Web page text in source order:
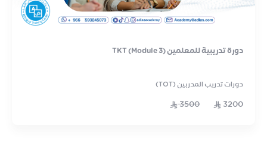
دورة تدريبية للمعلمين TKT (Module 3)
دورات تدريب المدربين (TOT)
3200
3500